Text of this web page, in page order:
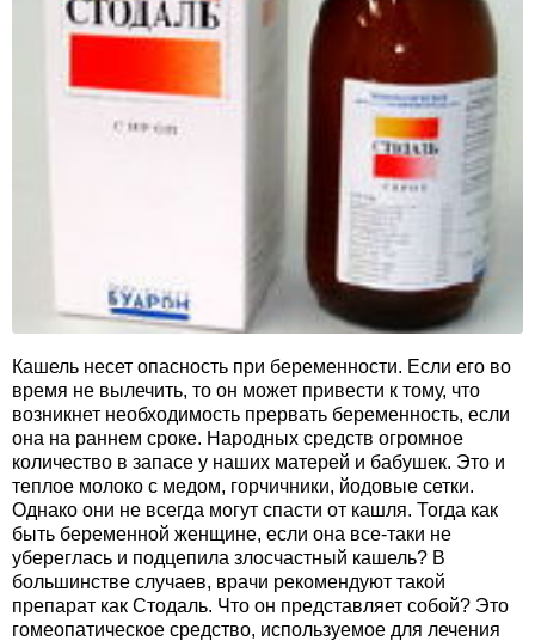
Кашель несет опасность при беременности. Если его во
время не вылечить, то он может привести к тому, что
возникнет необходимость прервать беременность, если
она на раннем сроке. Народных средств огромное
количество в запасе у наших матерей и бабушек. Это и
теплое молоко с медом, горчичники, йодовые сетки.
Однако они не всегда могут спасти от кашля. Тогда как
быть беременной женщине, если она все-таки не
убереглась и подцепила злосчастный кашель? В
большинстве случаев, врачи рекомендуют такой
препарат как Стодаль. Что он представляет собой? Это
гомеопатическое средство, используемое для лечения